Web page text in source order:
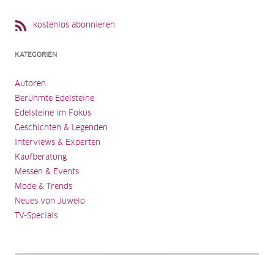
kostenlos abonnieren
KATEGORIEN
Autoren
Berühmte Edelsteine
Edelsteine im Fokus
Geschichten & Legenden
Interviews & Experten
Kaufberatung
Messen & Events
Mode & Trends
Neues von Juwelo
TV-Specials